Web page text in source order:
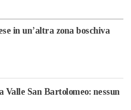
in un’altra zona boschiva
San Bartolomeo: nessun